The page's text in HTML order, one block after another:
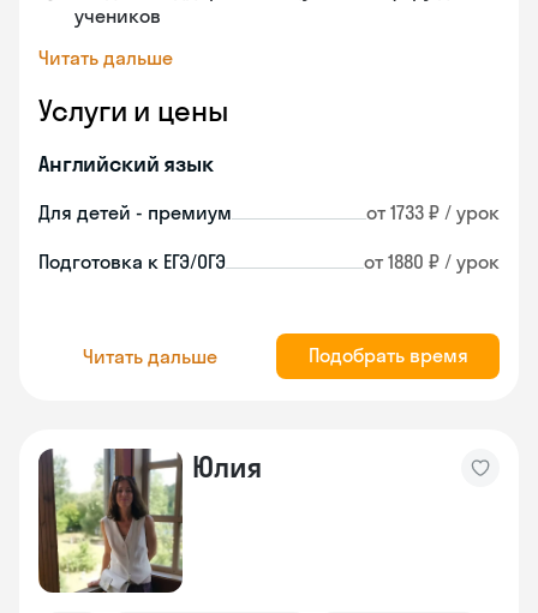
учеников
Читать дальше
Услуги и цены
Английский язык
Для детей - премиум от 1733 ₽ / урок
Подготовка к ЕГЭ/ОГЭ от 1880 ₽ / урок
Читать дальше Подобрать время
Юлия